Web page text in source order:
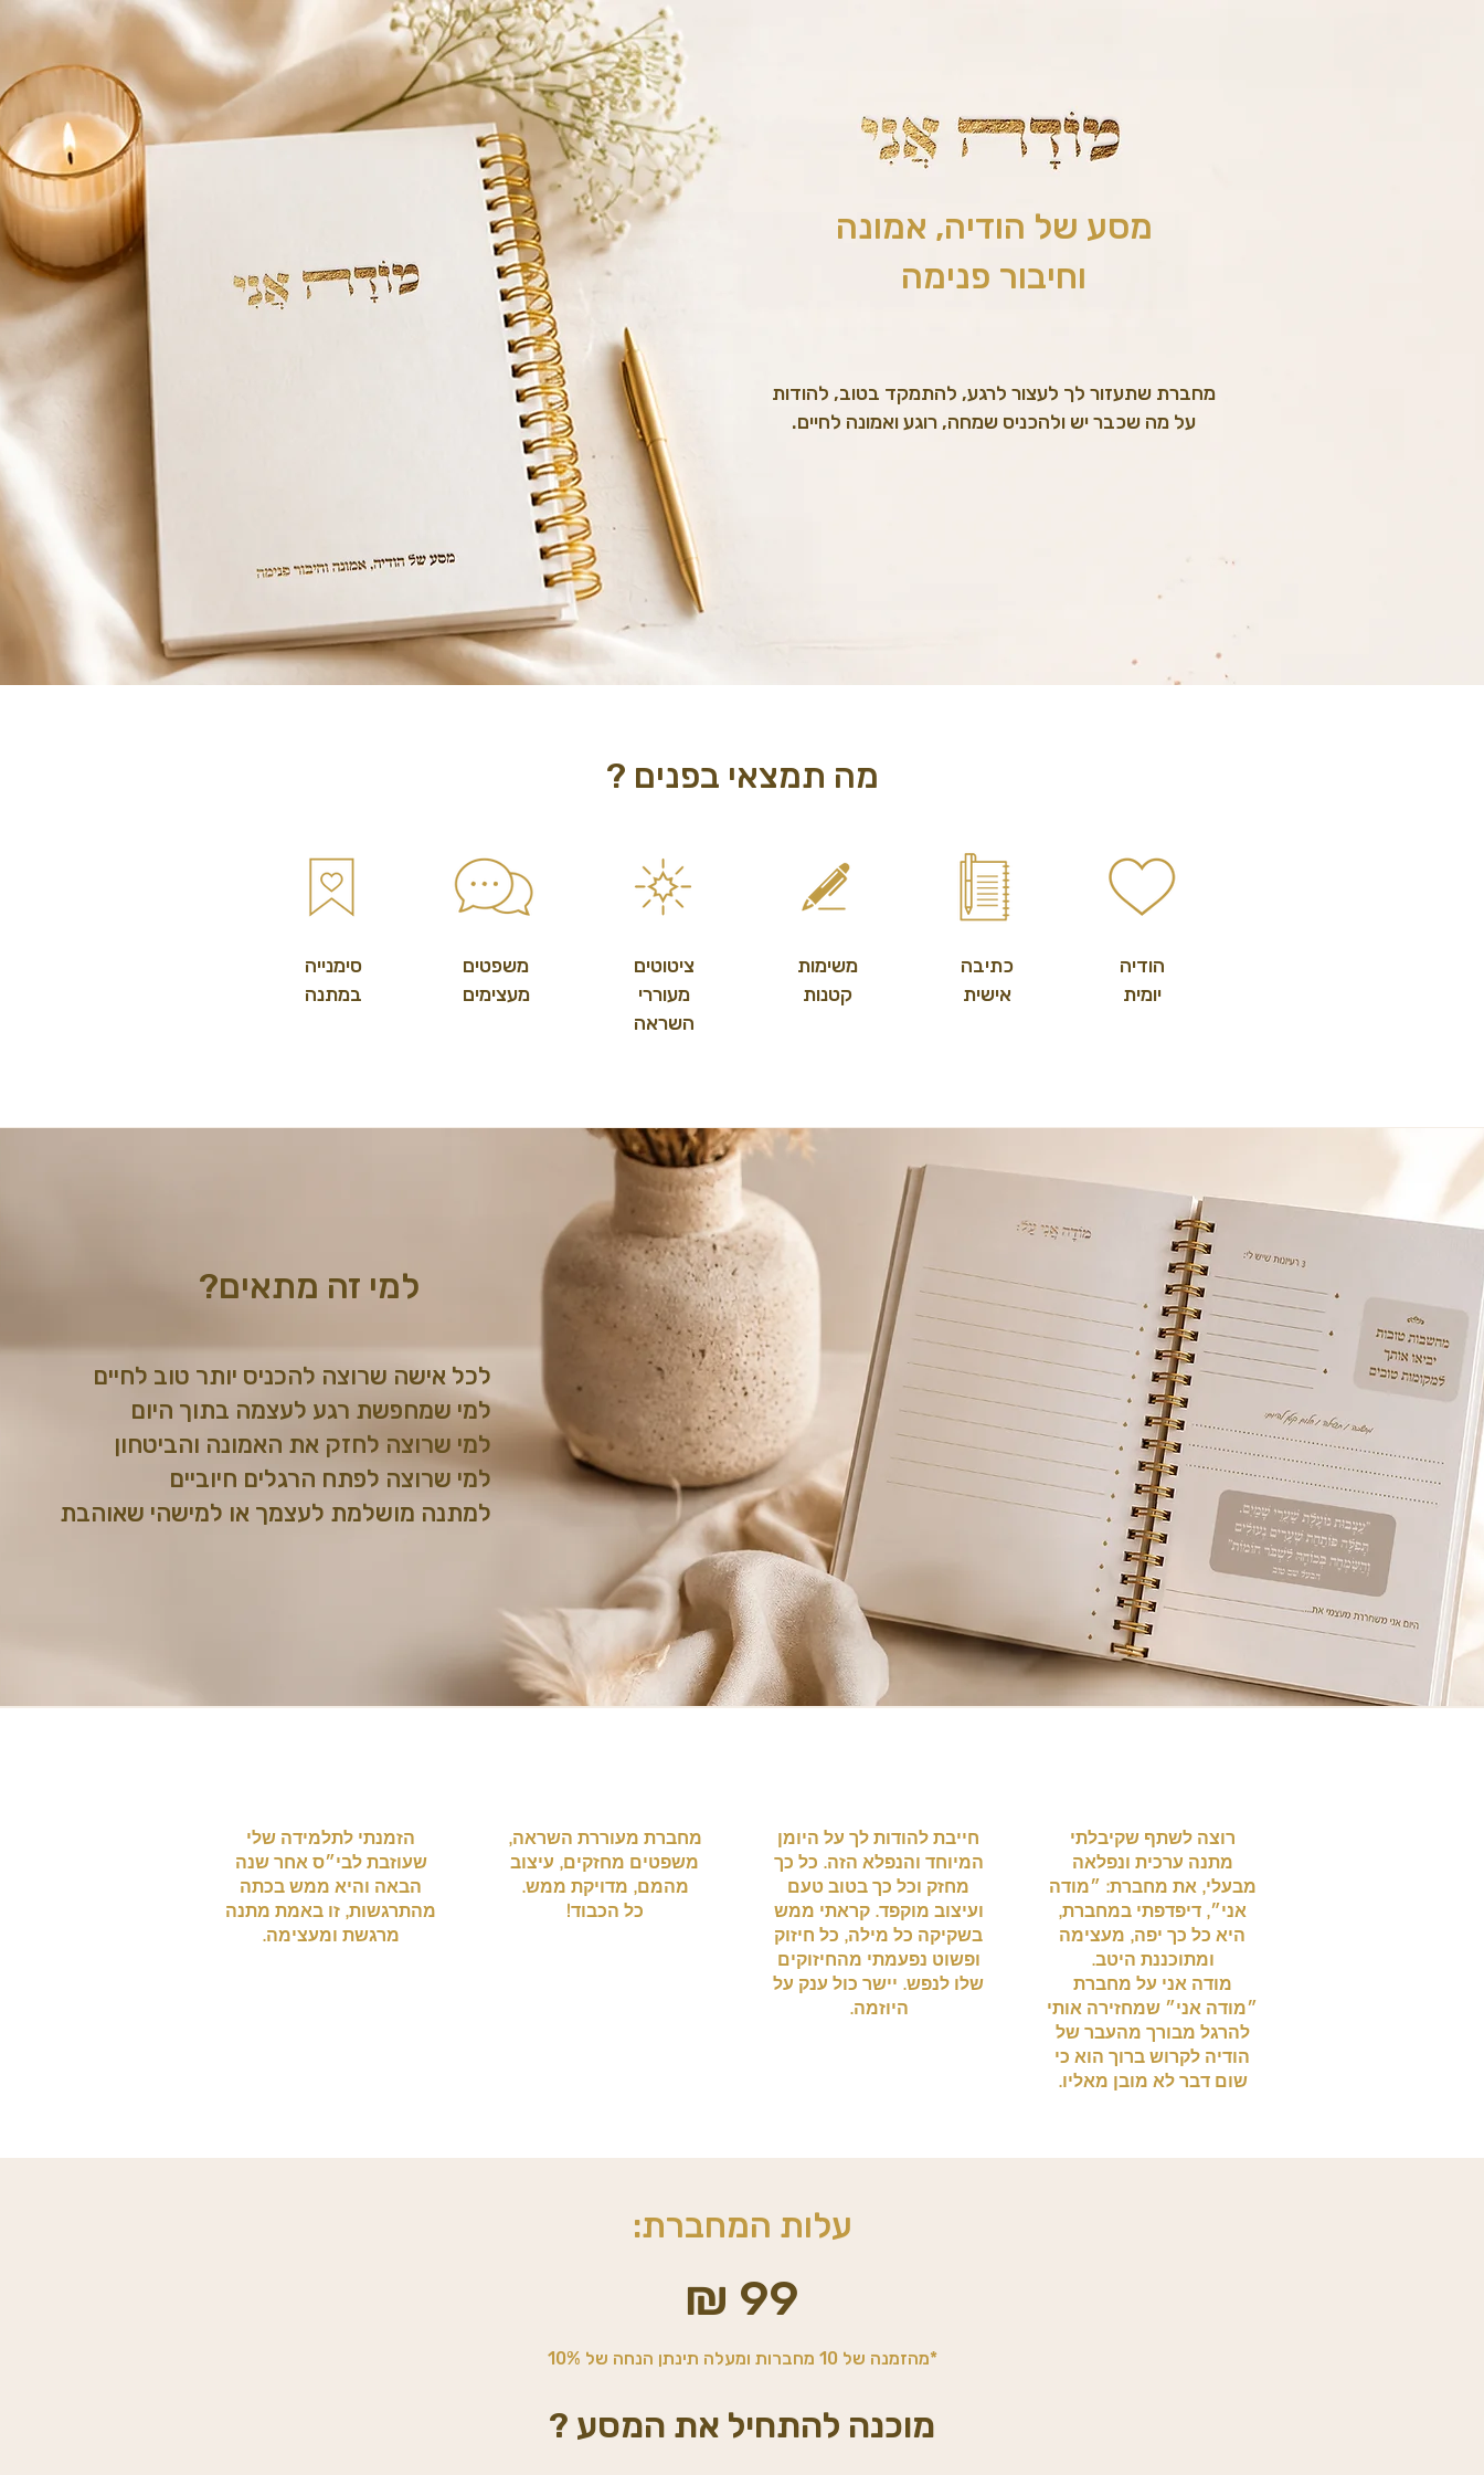
מסע של הודיה, אמונה
וחיבור פנימה
מחברת שתעזור לך לעצור לרגע, להתמקד בטוב, להודות
על מה שכבר יש ולהכניס שמחה, רוגע ואמונה לחיים.
מה תמצאי בפנים ?
סימנייה
במתנה
משפטים
מעצימים
ציטוטים
מעוררי
השראה
משימות
קטנות
כתיבה
אישית
הודיה
יומית
למי זה מתאים?
לכל אישה שרוצה להכניס יותר טוב לחיים
למי שמחפשת רגע לעצמה בתוך היום
למי שרוצה לחזק את האמונה והביטחון
למי שרוצה לפתח הרגלים חיוביים
למתנה מושלמת לעצמך או למישהי שאוהבת
הזמנתי לתלמידה שלי
שעוזבת לבי״ס אחר שנה
הבאה והיא ממש בכתה
מהתרגשות, זו באמת מתנה
מרגשת ומעצימה.
מחברת מעוררת השראה,
משפטים מחזקים, עיצוב
מהמם, מדויקת ממש.
כל הכבוד!
חייבת להודות לך על היומן
המיוחד והנפלא הזה. כל כך
מחזק וכל כך בטוב טעם
ועיצוב מוקפד. קראתי ממש
בשקיקה כל מילה, כל חיזוק
ופשוט נפעמתי מהחיזוקים
שלו לנפש. יישר כול ענק על
היוזמה.
רוצה לשתף שקיבלתי
מתנה ערכית ונפלאה
מבעלי, את מחברת: ״מודה
אני״, דיפדפתי במחברת,
היא כל כך יפה, מעצימה
ומתוכננת היטב.
מודה אני על מחברת
״מודה אני״ שמחזירה אותי
להרגל מבורך מהעבר של
הודיה לקרוש ברוך הוא כי
שום דבר לא מובן מאליו.
עלות המחברת:
99 ₪
*מהזמנה של 10 מחברות ומעלה תינתן הנחה של 10%
מוכנה להתחיל את המסע ?